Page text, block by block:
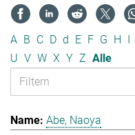
A B C D d E F G H I
U V W X Y Z Alle
Abe, Naoya